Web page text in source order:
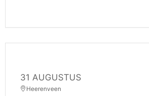
31 AUGUSTUS
Heerenveen